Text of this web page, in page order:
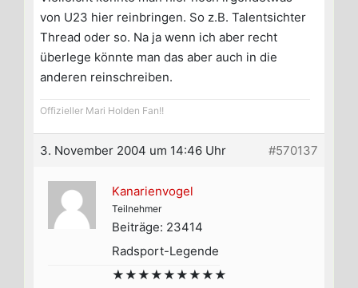
von U23 hier reinbringen. So z.B. Talentsichter
Thread oder so. Na ja wenn ich aber recht
überlege könnte man das aber auch in die
anderen reinschreiben.
Offizieller Mari Holden Fan!!
3. November 2004 um 14:46 Uhr #570137
Kanarienvogel
Teilnehmer
Beiträge: 23414
Radsport-Legende
★★★★★★★★★